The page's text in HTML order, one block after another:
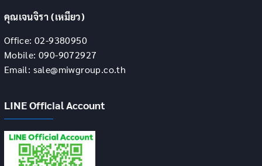
คุณเจนจิรา (เหมียว)
Office: 02-9380950
Mobile: 090-9072927
Email: sale@miwgroup.co.th
LINE Official Account